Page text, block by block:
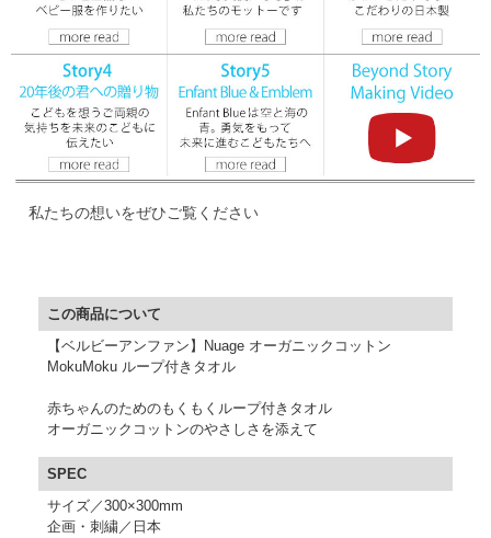
私たちの想いをぜひご覧ください
この商品について
【ベルビーアンファン】Nuage オーガニックコットン
MokuMoku ループ付きタオル
赤ちゃんのためのもくもくループ付きタオル
オーガニックコットンのやさしさを添えて
SPEC
サイズ／300×300mm
企画・刺繍／日本